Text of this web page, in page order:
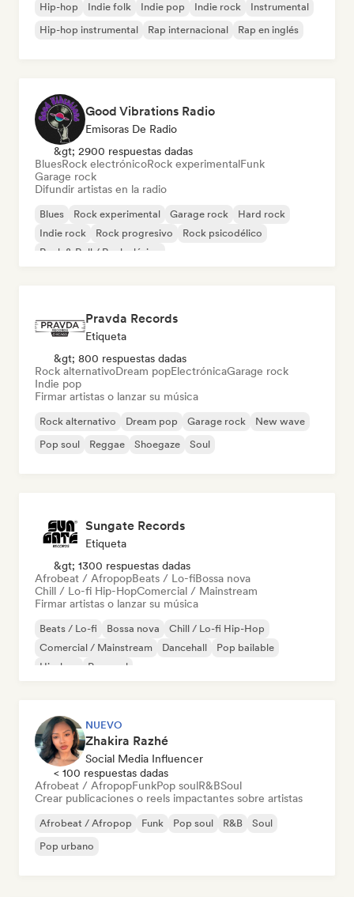
Hip-hop Indie folk Indie pop Indie rock
Instrumental
Hip-hop instrumental
Rap internacional Rap en inglés
Good Vibrations Radio
Emisoras De Radio
&gt; 2900 respuestas dadas
BluesRock electrónicoRock experimentalFunk
Garage rock
Difundir artistas en la radio
Blues Rock experimental Garage rock
Hard rock
Indie rock
Rock progresivo
Rock psicodélico
Rock & Roll / Rock clásico
Pravda Records
Etiqueta
&gt; 800 respuestas dadas
Rock alternativoDream popElectrónicaGarage rock
Indie pop
Firmar artistas o lanzar su música
Rock alternativo Dream pop Garage rock
New wave
Pop soul
Reggae Shoegaze Soul
Sungate Records
Etiqueta
&gt; 1300 respuestas dadas
Afrobeat / AfropopBeats / Lo-fiBossa nova
Chill / Lo-fi Hip-HopComercial / Mainstream
Firmar artistas o lanzar su música
Beats / Lo-fi Bossa nova
Chill / Lo-fi Hip-Hop
Comercial / Mainstream
Dancehall
Pop bailable
Hip-hop
Pop soul
NUEVO
Zhakira Razhé
Social Media Influencer
< 100 respuestas dadas
Afrobeat / AfropopFunkPop soulR&BSoul
Crear publicaciones o reels impactantes sobre artistas
Afrobeat / Afropop Funk Pop soul R&B
Soul
Pop urbano